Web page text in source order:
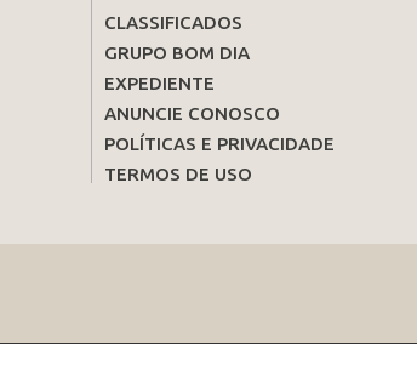
CLASSIFICADOS
GRUPO BOM DIA
EXPEDIENTE
ANUNCIE CONOSCO
POLÍTICAS E PRIVACIDADE
TERMOS DE USO